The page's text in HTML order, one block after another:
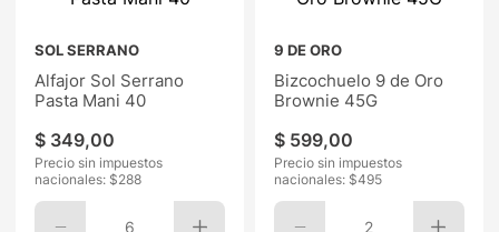
SOL SERRANO
Alfajor Sol Serrano
Pasta Mani 40
$ 349,00
Precio sin impuestos
nacionales: $288
6
9 DE ORO
Bizcochuelo 9 de Oro
Brownie 45G
$ 599,00
Precio sin impuestos
nacionales: $495
2